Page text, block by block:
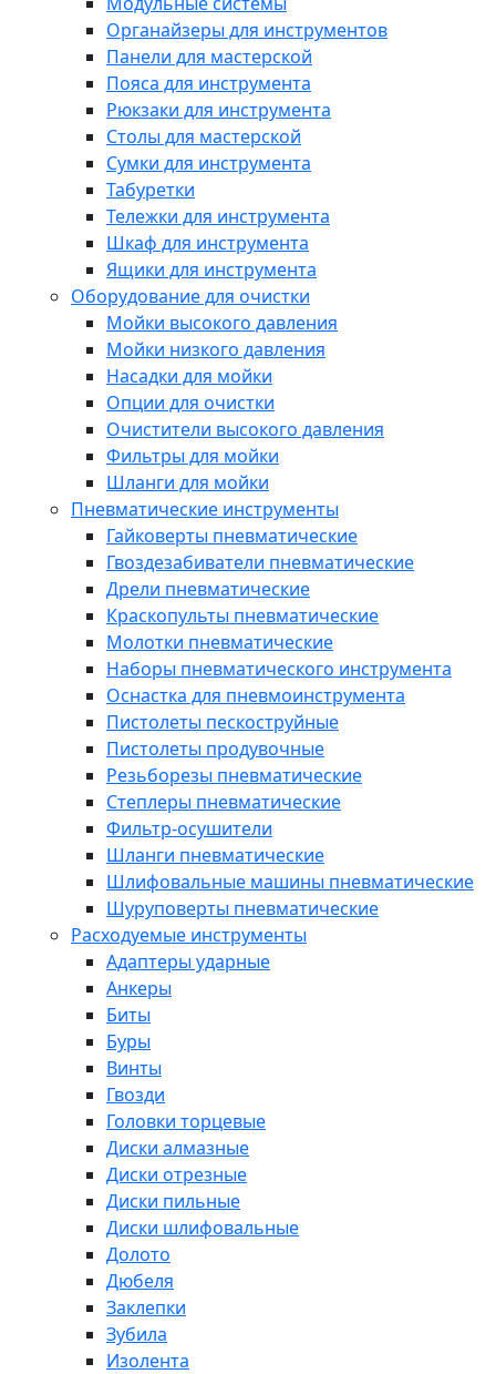
Органайзеры для инструментов
Панели для мастерской
Пояса для инструмента
Рюкзаки для инструмента
Столы для мастерской
Сумки для инструмента
Табуретки
Тележки для инструмента
Шкаф для инструмента
Ящики для инструмента
Оборудование для очистки
Мойки высокого давления
Мойки низкого давления
Насадки для мойки
Опции для очистки
Очистители высокого давления
Фильтры для мойки
Шланги для мойки
Пневматические инструменты
Гайковерты пневматические
Гвоздезабиватели пневматические
Дрели пневматические
Краскопульты пневматические
Молотки пневматические
Наборы пневматического инструмента
Оснастка для пневмоинструмента
Пистолеты пескоструйные
Пистолеты продувочные
Резьборезы пневматические
Степлеры пневматические
Фильтр-осушители
Шланги пневматические
Шлифовальные машины пневматические
Шуруповерты пневматические
Расходуемые инструменты
Адаптеры ударные
Анкеры
Биты
Буры
Винты
Гвозди
Головки торцевые
Диски алмазные
Диски отрезные
Диски пильные
Диски шлифовальные
Долото
Дюбеля
Заклепки
Зубила
Изолента